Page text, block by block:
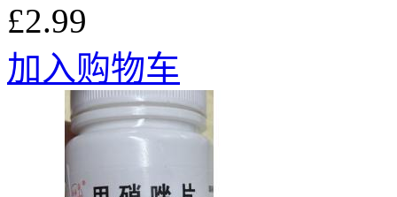
£2.99
加入购物车